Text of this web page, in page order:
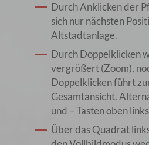
Durch Anklicken der
sich nur nächsten
Altstadtanlage.
Durch Doppelklicken
vergrößert (Zoom),
Doppelklicken führt
Gesamtansicht.
und – Tasten oben
Über das Quadrat